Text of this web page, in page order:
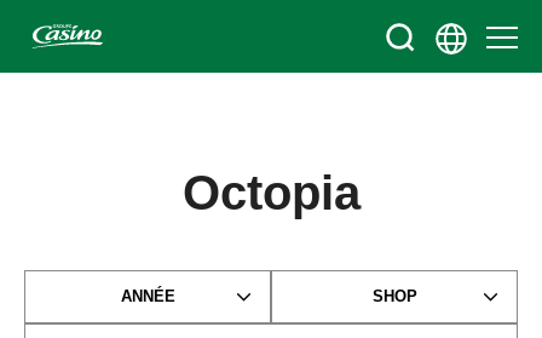
Octopia
ANNÉE SHOP